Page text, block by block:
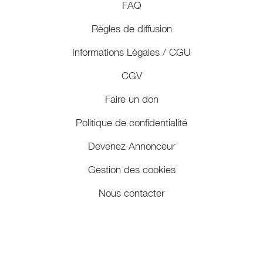
FAQ
Règles de diffusion
Informations Légales / CGU
CGV
Faire un don
Politique de confidentialité
Devenez Annonceur
Gestion des cookies
Nous contacter